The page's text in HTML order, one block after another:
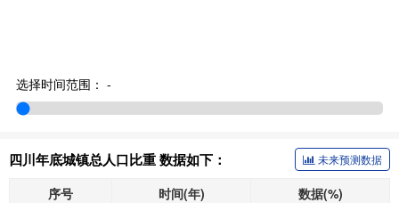
选择时间范围： -
四川年底城镇总人口比重 数据如下： 未来预测数据
序号 时间(年)
数据(%)